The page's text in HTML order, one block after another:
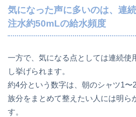
気になった声に多いのは、連
注水約50mLの給水頻度
一方で、気になる点としては連続使
し挙げられます。
約4分という数字は、朝のシャツ1〜
族分をまとめて整えたい人には明ら
す。